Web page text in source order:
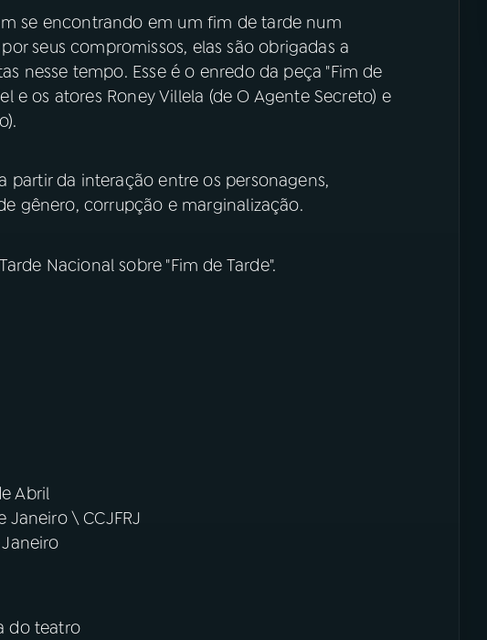
se encontrando em um fim de tarde num
seus compromissos, elas são obrigadas a
nesse tempo. Esse é o enredo da peça "Fim de
e os atores Roney Villela (de O Agente Secreto) e
partir da interação entre os personagens,
gênero, corrupção e marginalização.
Nacional sobre "Fim de Tarde".
Abril
Janeiro \ CCJFRJ
do teatro